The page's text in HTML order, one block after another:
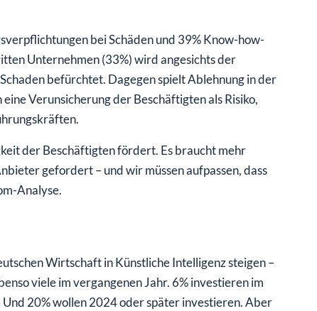
bei Schäden und 39% Know-how-
Unternehmen (33%) wird angesichts der
befürchtet. Dagegen spielt Ablehnung in der
Verunsicherung der Beschäftigten als Risiko,
der Beschäftigten fördert. Es braucht mehr
gefordert – und wir müssen aufpassen, dass
Analyse.
Wirtschaft in Künstliche Intelligenz steigen –
viele im vergangenen Jahr. 6% investieren im
20% wollen 2024 oder später investieren. Aber